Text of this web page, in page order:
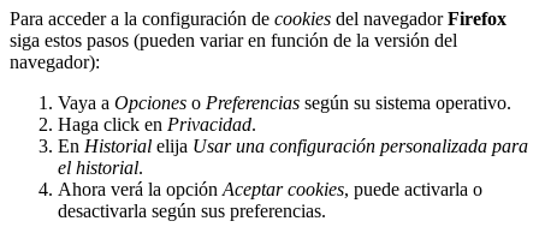
Para acceder a la configuración de cookies del navegadorFirefox
siga estos pasos (pueden variar en función de la versión del
navegador):
Vaya a Opciones o Preferencias según su sistema operativo.
Haga click en Privacidad.
En Historial elija Usar una configuración personalizada para
el historial.
Ahora verá la opción Aceptar cookies, puede activarla o
desactivarla según sus preferencias.